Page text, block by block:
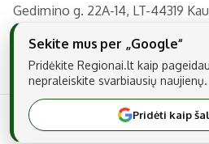
Šiaulių miesto
Alytaus miesto
Marijampolės
Redakcija
Gedimino g. 22A-14, LT-44319
Tel.: +370 606 17737
El. paštas: info@regionai.lt
© 2026 Visos teisės saugomos.
Sekite mus per „Google“
Pridėkite Regionai.lt kaip
nepraleiskite svarbiausių naujienų.
Pridėti kaip